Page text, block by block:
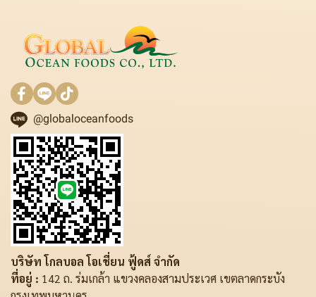
@globaloceanfoods
บริษัท โกลบอล โอเชี่ยน ฟู้ดส์ จำกัด
ที่อยู่ : 142 ถ. ร่มเกล้า แขวงคลองสามประเวศ เขตลาดกระบัง